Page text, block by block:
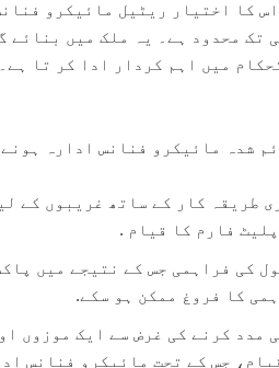
کا اختیار ریٹیل مائیکرو
تک محدود ہے۔ یہ ملک میں بنائے
میں اہم کردار ادا کر تا ہے۔
شدہ مائیکرو فنانس ادارہ
طریقہ کار کے ساتھ غریبوں کے
فارم کا قیام .
کی فراہمی جس کے نتیجے میں
کا فروغ ممکن ہو سکے.
مدد کرنے کی غرض سے ایک موزوں
جس کے تحت مائیکرو فنانس